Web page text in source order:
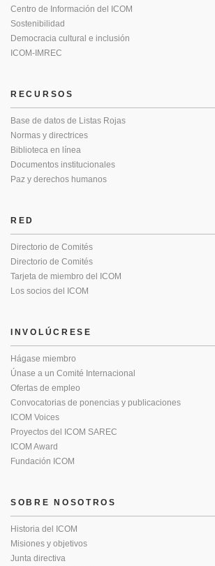
Centro de Información del ICOM
Sostenibilidad
Democracia cultural e inclusión
ICOM-IMREC
RECURSOS
Base de datos de Listas Rojas
Normas y directrices
Biblioteca en línea
Documentos institucionales
Paz y derechos humanos
RED
Directorio de Comités
Directorio de Comités
Tarjeta de miembro del ICOM
Los socios del ICOM
INVOLÚCRESE
Hágase miembro
Únase a un Comité Internacional
Ofertas de empleo
Convocatorias de ponencias y publicaciones
ICOM Voices
Proyectos del ICOM SAREC
ICOM Award
Fundación ICOM
SOBRE NOSOTROS
Historia del ICOM
Misiones y objetivos
Junta directiva